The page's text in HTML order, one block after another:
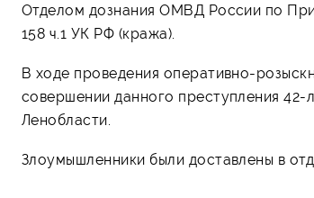
Отделом дознания ОМВД России по
158 ч.1 УК РФ (кража).
В ходе проведения оперативно-
совершении данного преступления
Ленобласти.
Злоумышленники были доставлены в